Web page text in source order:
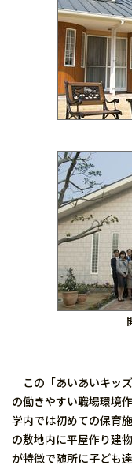
この「あいあいキッ
の働きやすい職場環境
学内では初めての保育
の敷地内に平屋作り建
が特徴で随所に子ども